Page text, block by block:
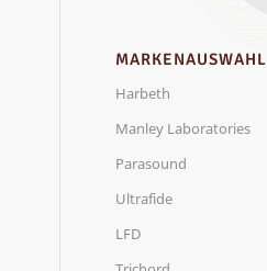
MARKENAUSWAHL
Harbeth
Manley Laboratories
Parasound
Ultrafide
LFD